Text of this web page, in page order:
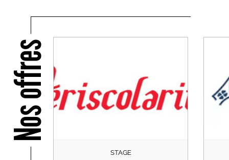
Nos offres
STAGE